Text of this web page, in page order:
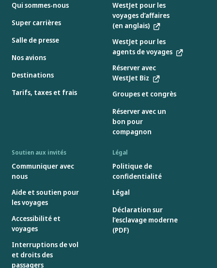
Qui sommes-nous
Super carrières
Salle de presse
Nos avions
Destinations
Tarifs, taxes et frais
WestJet pour les
voyages d’affaires
(en anglais)
WestJet pour les
agents de voyages
Réserver avec
WestJet Biz
Groupes et congrès
Réserver avec un
bon pour
compagnon
Soutien aux invités
Communiquer avec
nous
Aide et soutien pour
les voyages
Accessibilité et
voyages
Interruptions de vol
et droits des
passagers
Légal
Politique de
confidentialité
Légal
Déclaration sur
l’esclavage moderne
(PDF)